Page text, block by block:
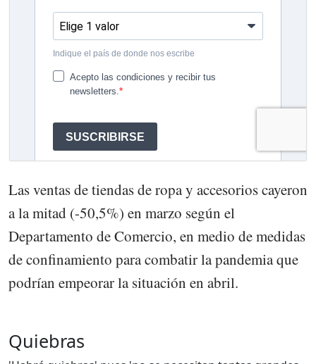
Las ventas de tiendas de ropa y accesorios cayeron
a la mitad (-50,5%) en marzo según el
Departamento de Comercio, en medio de medidas
de confinamiento para combatir la pandemia que
podrían empeorar la situación en abril.
Quiebras